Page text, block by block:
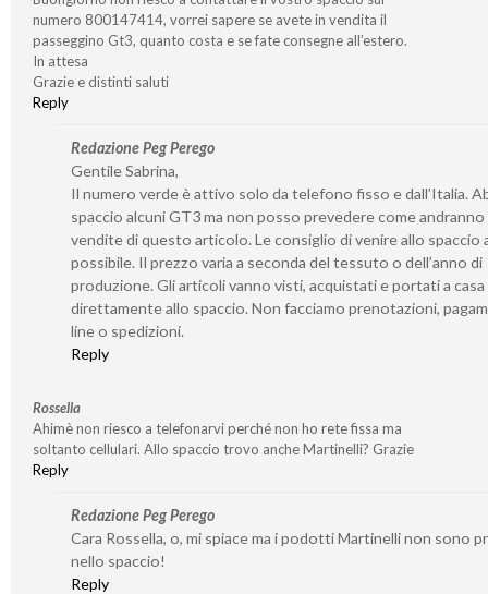
numero 800147414, vorrei sapere se avete in vendita il
passeggino Gt3, quanto costa e se fate consegne all’estero.
In attesa
Grazie e distinti saluti
Reply
Redazione Peg Perego
Gentile Sabrina,
Il numero verde è attivo solo da telefono fisso e dall’Italia.
spaccio alcuni GT3 ma non posso prevedere come andranno
vendite di questo articolo. Le consiglio di venire allo spaccio
possibile. Il prezzo varia a seconda del tessuto o dell’anno di
produzione. Gli articoli vanno visti, acquistati e portati a casa
direttamente allo spaccio. Non facciamo prenotazioni,
line o spedizioni.
Reply
Rossella
Ahimè non riesco a telefonarvi perché non ho rete fissa ma
soltanto cellulari. Allo spaccio trovo anche Martinelli? Grazie
Reply
Redazione Peg Perego
Cara Rossella, o, mi spiace ma i podotti Martinelli non sono
nello spaccio!
Reply